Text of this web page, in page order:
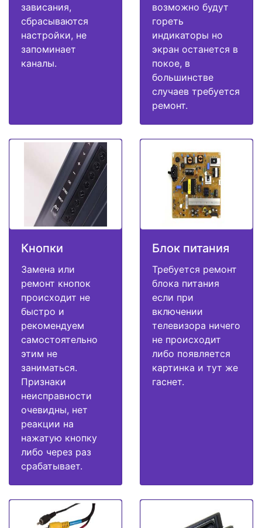
зависания,
сбрасываются
настройки, не
запоминает
каналы.
возможно будут
гореть
индикаторы но
экран останется в
покое, в
большинстве
случаев требуется
ремонт.
Кнопки
Замена или
ремонт кнопок
происходит не
быстро и
рекомендуем
самостоятельно
этим не
заниматься.
Признаки
неисправности
очевидны, нет
реакции на
нажатую кнопку
либо через раз
срабатывает.
Блок питания
Требуется ремонт
блока питания
если при
включении
телевизора ничего
не происходит
либо появляется
картинка и тут же
гаснет.